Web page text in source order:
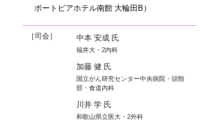
ポートピアホテル南館 大輪田B）
［司会］ 中本 安成 氏
福井大・2内科
加藤 健 氏
国立がん研究センター中央病院・頭頸
部・食道内科
川井 学 氏
和歌山県立医大・2外科